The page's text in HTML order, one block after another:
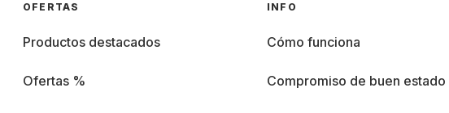
OFERTAS
Productos destacados
Ofertas %
INFO
Cómo funciona
Compromiso de buen estado